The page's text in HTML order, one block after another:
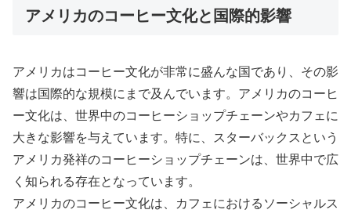
アメリカのコーヒー文化と国際的影響
アメリカはコーヒー文化が非常に盛んな国であり、その影
響は国際的な規模にまで及んでいます。アメリカのコーヒ
ー文化は、世界中のコーヒーショップチェーンやカフェに
大きな影響を与えています。特に、スターバックスという
アメリカ発祥のコーヒーショップチェーンは、世界中で広
く知られる存在となっています。
アメリカのコーヒー文化は、カフェにおけるソーシャルス